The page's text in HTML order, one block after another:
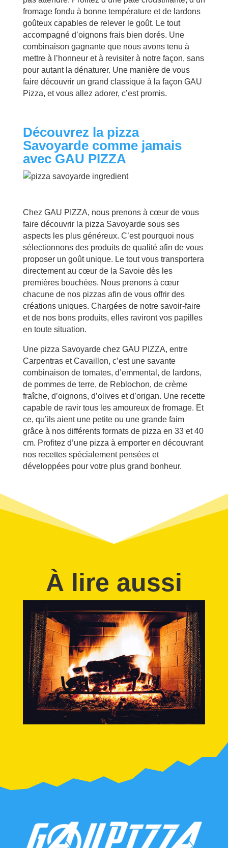
fromage fondu à bonne température et de lardons
goûteux capables de relever le goût. Le tout
accompagné d’oignons frais bien dorés. Une
combinaison gagnante que nous avons tenu à
mettre à l’honneur et à revisiter à notre façon, sans
pour autant la dénaturer. Une manière de vous
faire découvrir un grand classique à la façon GAU
Pizza, et vous allez adorer, c’est promis.
Découvrez la pizza
Savoyarde comme jamais
avec GAU PIZZA
Chez GAU PIZZA, nous prenons à cœur de vous
faire découvrir la pizza Savoyarde sous ses
aspects les plus généreux. C’est pourquoi nous
sélectionnons des produits de qualité afin de vous
proposer un goût unique. Le tout vous transportera
directement au cœur de la Savoie dès les
premières bouchées. Nous prenons à cœur
chacune de nos pizzas afin de vous offrir des
créations uniques. Chargées de notre savoir-faire
et de nos bons produits, elles raviront vos papilles
en toute situation.
Une pizza Savoyarde chez GAU PIZZA, entre
Carpentras et Cavaillon, c’est une savante
combinaison de tomates, d’emmental, de lardons,
de pommes de terre, de Reblochon, de crème
fraîche, d’oignons, d’olives et d’origan. Une recette
capable de ravir tous les amoureux de fromage. Et
ce, qu’ils aient une petite ou une grande faim
grâce à nos différents formats de pizza en 33 et 40
cm. Profitez d’une pizza à emporter en découvrant
nos recettes spécialement pensées et
développées pour votre plus grand bonheur.
À lire aussi